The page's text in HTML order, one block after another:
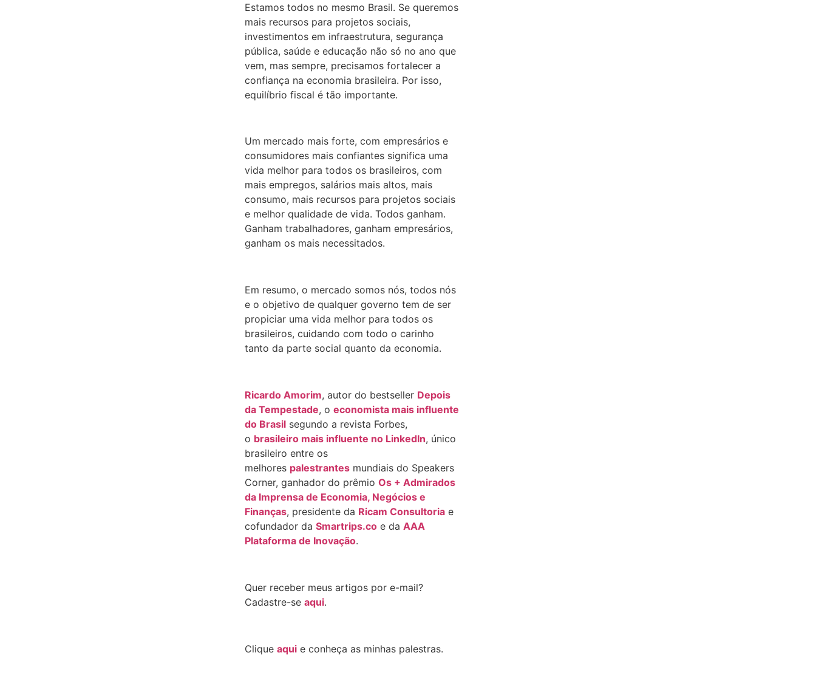
Estamos todos no mesmo Brasil. Se queremos
mais recursos para projetos sociais,
investimentos em infraestrutura, segurança
pública, saúde e educação não só no ano que
vem, mas sempre, precisamos fortalecer a
confiança na economia brasileira. Por isso,
equilíbrio fiscal é tão importante.
Um mercado mais forte, com empresários e
consumidores mais confiantes significa uma
vida melhor para todos os brasileiros, com
mais empregos, salários mais altos, mais
consumo, mais recursos para projetos sociais
e melhor qualidade de vida. Todos ganham.
Ganham trabalhadores, ganham empresários,
ganham os mais necessitados.
Em resumo, o mercado somos nós, todos nós
e o objetivo de qualquer governo tem de ser
propiciar uma vida melhor para todos os
brasileiros, cuidando com todo o carinho
tanto da parte social quanto da economia.
Ricardo Amorim, autor do bestseller Depois
da Tempestade, oeconomista mais influente
do Brasil segundo a revista Forbes,
o brasileiro mais influente no LinkedIn, único
brasileiro entre os
melhores palestrantes mundiais do Speakers
Corner, ganhador do prêmioOs + Admirados
da Imprensa de Economia, Negócios e
Finanças, presidente da Ricam Consultoria e
cofundador daSmartrips.co e daAAA
Plataforma de Inovação.
Quer receber meus artigos por e-mail?
Cadastre-seaqui.
Cliqueaqui e conheça as minhas palestras.